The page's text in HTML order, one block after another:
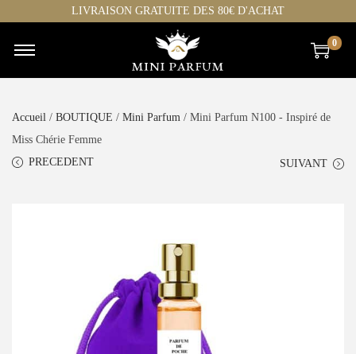
LIVRAISON GRATUITE DES 80€ D'ACHAT
0
Accueil / BOUTIQUE / Mini Parfum / Mini Parfum N100 - Inspiré de
Miss Chérie Femme
PRECEDENT
SUIVANT